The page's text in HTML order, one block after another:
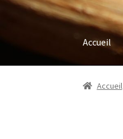
Accueil
Accueil